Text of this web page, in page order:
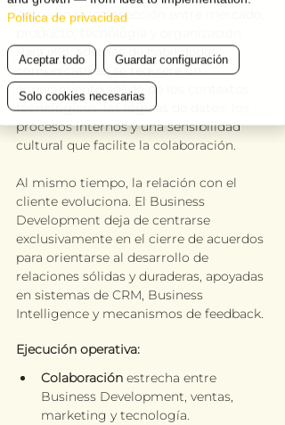
Actúa en la intersección entre mercado,
Para ello, además de habilidades
comunicativas, se requiere un
conocimiento sólido de los contextos
tecnológicos, las lógicas de datos, los
procesos internos y una sensibilidad
cultural que facilite la colaboración.
Al mismo tiempo, la relación con el
cliente evoluciona. El Business
Development deja de centrarse
exclusivamente en el cierre de acuerdos
para orientarse al desarrollo de
relaciones sólidas y duraderas, apoyadas
en sistemas de CRM, Business
Intelligence y mecanismos de feedback.
Ejecución operativa:
Colaboración estrecha entre
Business Development, ventas,
marketing y tecnología.
Política de privacidad
Aceptar todo Guardar configuración
Solo cookies necesarias